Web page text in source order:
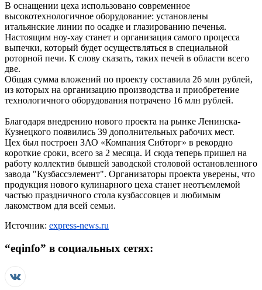
В оснащении цеха использовано современное
высокотехнологичное оборудование: установлены
итальянские линии по осадке и глазированию печенья.
Настоящим ноу-хау станет и организация самого процесса
выпечки, который будет осуществляться в специальной
роторной печи. К слову сказать, таких печей в области всего
две.
Общая сумма вложений по проекту составила 26 млн рублей,
из которых на организацию производства и приобретение
технологичного оборудования потрачено 16 млн рублей.
Благодаря внедрению нового проекта на рынке Ленинска-
Кузнецкого появились 39 дополнительных рабочих мест.
Цех был построен ЗАО «Компания Сибторг» в рекордно
короткие сроки, всего за 2 месяца. И сюда теперь пришел на
работу коллектив бывшей заводской столовой остановленного
завода "Кузбассэлемент". Организаторы проекта уверены, что
продукция нового кулинарного цеха станет неотъемлемой
частью праздничного стола кузбассовцев и любимым
лакомством для всей семьи.
Источник: express-news.ru
“eqinfo” в социальных сетях: